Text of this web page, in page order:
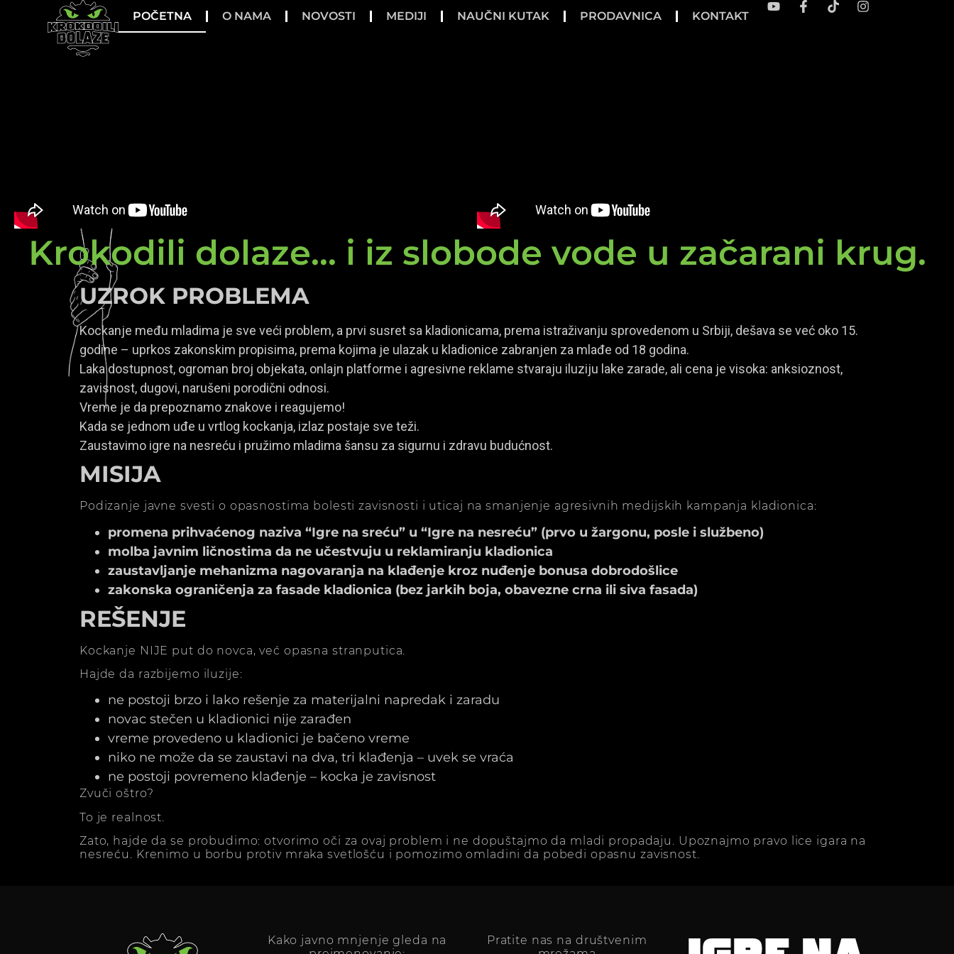
POČETNA O NAMA NOVOSTI MEDIJI NAUČNI KUTAK PRODAVNICA KONTAKT
Krokodili dolaze... i iz slobode vode u začarani krug.
UZROK PROBLEMA
Kockanje među mladima je sve veći problem, a prvi susret sa kladionicama, prema istraživanju sprovedenom u Srbiji, dešava se već oko 15.
godine – uprkos zakonskim propisima, prema kojima je ulazak u kladionice zabranjen za mlađe od 18 godina.
Laka dostupnost, ogroman broj objekata, onlajn platforme i agresivne reklame stvaraju iluziju lake zarade, ali cena je visoka: anksioznost,
zavisnost, dugovi, narušeni porodični odnosi.
Vreme je da prepoznamo znakove i reagujemo!
Kada se jednom uđe u vrtlog kockanja, izlaz postaje sve teži.
Zaustavimo igre na nesreću i pružimo mladima šansu za sigurnu i zdravu budućnost.
MISIJA
Podizanje javne svesti o opasnostima bolesti zavisnosti i uticaj na smanjenje agresivnih medijskih kampanja kladionica:
promena prihvaćenog naziva “Igre na sreću” u “Igre na nesreću” (prvo u žargonu, posle i službeno)
molba javnim ličnostima da ne učestvuju u reklamiranju kladionica
zaustavljanje mehanizma nagovaranja na klađenje kroz nuđenje bonusa dobrodošlice
zakonska ograničenja za fasade kladionica (bez jarkih boja, obavezne crna ili siva fasada)
REŠENJE
Kockanje NIJE put do novca, već opasna stranputica.
Hajde da razbijemo iluzije:
ne postoji brzo i lako rešenje za materijalni napredak i zaradu
novac stečen u kladionici nije zarađen
vreme provedeno u kladionici je bačeno vreme
niko ne može da se zaustavi na dva, tri klađenja – uvek se vraća
ne postoji povremeno klađenje – kocka je zavisnost
Zvuči oštro?
To je realnost.
Zato, hajde da se probudimo: otvorimo oči za ovaj problem i ne dopuštajmo da mladi propadaju. Upoznajmo pravo lice igara na
nesreću. Krenimo u borbu protiv mraka svetlošću i pomozimo omladini da pobedi opasnu zavisnost.
Kako javno mnjenje gleda na
Pratite nas na društvenim